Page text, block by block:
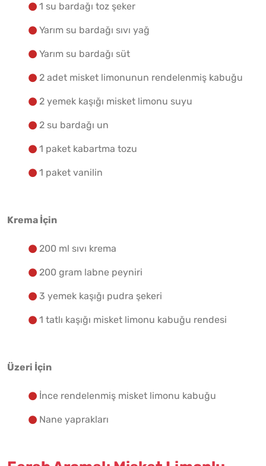
1 su bardağı toz şeker
Yarım su bardağı sıvı yağ
Yarım su bardağı süt
2 adet misket limonunun rendelenmiş kabuğu
2 yemek kaşığı misket limonu suyu
2 su bardağı un
1 paket kabartma tozu
1 paket vanilin
Krema İçin
200 ml sıvı krema
200 gram labne peyniri
3 yemek kaşığı pudra şekeri
1 tatlı kaşığı misket limonu kabuğu rendesi
Üzeri İçin
İnce rendelenmiş misket limonu kabuğu
Nane yaprakları